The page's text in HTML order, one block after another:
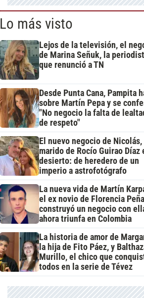
Lo más visto
Lejos de la televisión, el
de Marina Señuk, la
que renunció a TN
Desde Punta Cana, Pampita
sobre Martín Pepa y se
"No negocio la falta de
de respeto"
El nuevo negocio de Nicolás,
marido de Rocío Guirao Díaz
desierto: de heredero de un
imperio a astrofotógrafo
La nueva vida de Martín
el ex novio de Florencia
construyó un negocio con
ahora triunfa en Colombia
La historia de amor de
la hija de Fito Páez, y
Murillo, el chico que
todos en la serie de Tévez